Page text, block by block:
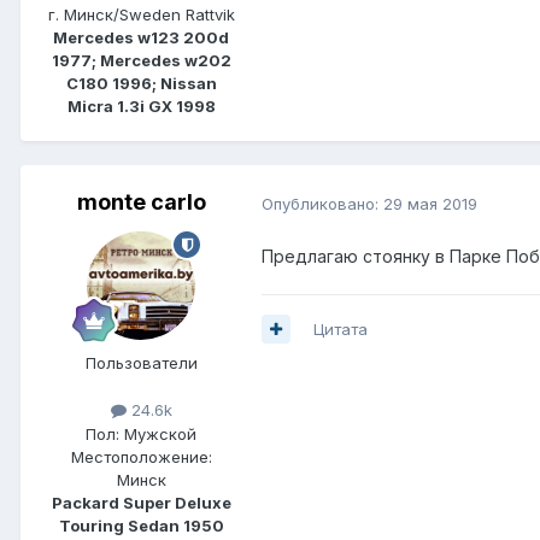
г. Минск/Sweden Rattvik
Mercedes w123 200d
1977; Mercedes w202
C180 1996; Nissan
Micra 1.3i GX 1998
monte carlo
Пользователи
24.6k
Пол: Мужской
Местоположение:
Минск
Packard Super Deluxe
Touring Sedan 1950
Опубликовано: 29 мая 2019
Предлагаю стоянку в Парке
Цитата